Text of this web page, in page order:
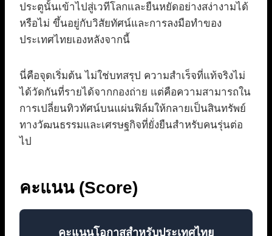
ประตูนั้นเข้าไปสู่เวทีโลกและยืนหยัดอย่างสง่างามได้
หรือไม่ ขึ้นอยู่กับวิสัยทัศน์และการลงมือทำของ
ประเทศไทยเองหลังจากนี้
นี่คือจุดเริ่มต้น ไม่ใช่บทสรุป ความสำเร็จที่แท้จริงไม่
ได้วัดกันที่รายได้จากกองถ่าย แต่คือความสามารถใน
การเปลี่ยนทิวทัศน์บนแผ่นฟิล์มให้กลายเป็นสินทรัพย์
ทางวัฒนธรรมและเศรษฐกิจที่ยั่งยืนสำหรับคนรุ่นต่อ
ไป
คะแนน (Score)
คะแนนโอกาสสำหรับประเทศไทย